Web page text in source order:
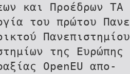
και Προέδρων ΤΑ
του πρώτου
της
OpenEU απο-